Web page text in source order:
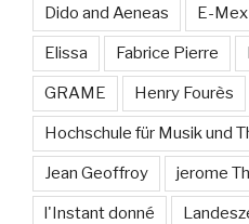
Dido and Aeneas E-Mex
Elissa Fabrice Pierre
GRAME Henry Fourès
Hochschule für Musik und
Jean Geoffroy jerome
l'Instant donné